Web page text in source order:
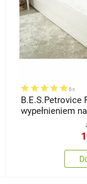
6x
B.E.S.Petrovice
wypełnieniem
rogach, 180 x